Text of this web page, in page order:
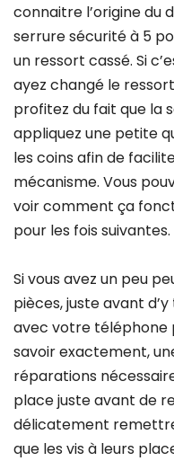
connaitre l’origine
serrure sécurité à 5
un ressort cassé. Si
ayez changé le
profitez du fait que la
appliquez une petite
les coins afin de
mécanisme. Vous
voir comment ça
pour les fois suivantes.
Si vous avez un peu
pièces, juste avant
avec votre téléphone
savoir exactement,
réparations
place juste avant de
délicatement
que les vis à leurs